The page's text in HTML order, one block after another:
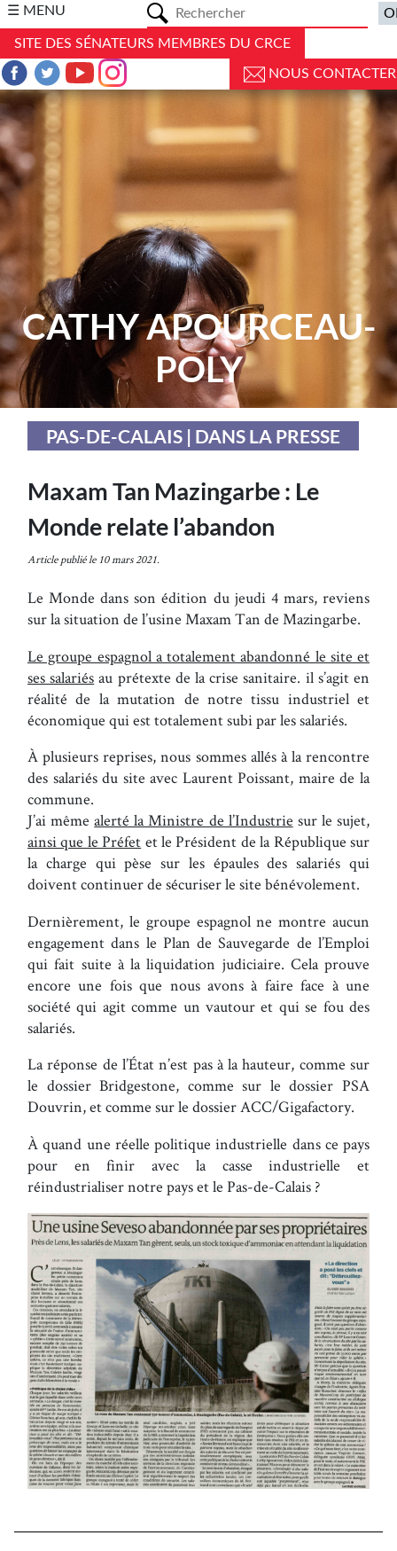
☰ MENU
SITE DES SÉNATEURS MEMBRES DU CRCE
NOUS CONTACTER
CATHY APOURCEAU-
POLY
PAS-DE-CALAIS | DANS LA PRESSE
Maxam Tan Mazingarbe : Le
Monde relate l’abandon
Article publié le 10 mars 2021.
Le Monde dans son édition du jeudi 4 mars, reviens
sur la situation de l’usine Maxam Tan de Mazingarbe.
Le groupe espagnol a totalement abandonné le site et
ses salariés au prétexte de la crise sanitaire. il s’agit en
réalité de la mutation de notre tissu industriel et
économique qui est totalement subi par les salariés.
À plusieurs reprises, nous sommes allés à la rencontre
des salariés du site avec Laurent Poissant, maire de la
commune.
J’ai mêmealerté la Ministre de l’Industrie sur le sujet,
ainsi que le Préfet et le Président de la République sur
la charge qui pèse sur les épaules des salariés qui
doivent continuer de sécuriser le site bénévolement.
Dernièrement, le groupe espagnol ne montre aucun
engagement dans le Plan de Sauvegarde de l’Emploi
qui fait suite à la liquidation judiciaire. Cela prouve
encore une fois que nous avons à faire face à une
société qui agit comme un vautour et qui se fou des
salariés.
La réponse de l’État n’est pas à la hauteur, comme sur
le dossier Bridgestone, comme sur le dossier PSA
Douvrin, et comme sur le dossier ACC/Gigafactory.
À quand une réelle politique industrielle dans ce pays
pour en finir avec la casse industrielle et
réindustrialiser notre pays et le Pas-de-Calais ?